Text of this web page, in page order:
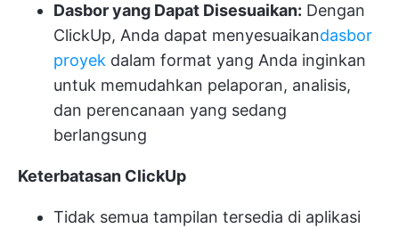
Dasbor yang Dapat Disesuaikan: Dengan
ClickUp, Anda dapat menyesuaikandasbor
proyek dalam format yang Anda inginkan
untuk memudahkan pelaporan, analisis,
dan perencanaan yang sedang
berlangsung
Keterbatasan ClickUp
Tidak semua tampilan tersedia di aplikasi